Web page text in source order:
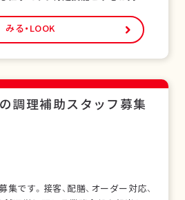
あり、日本の飲食サービスを基礎か
て安定した雇用形態で、長期的なキ
シフト制勤務で、現…
みる・LOOK
調理補助スタッフ募集
です。接客、配膳、オーダー対応、